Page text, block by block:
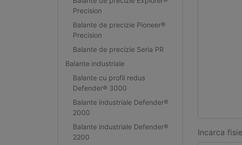
Precision
Balante de precizie Pioneer®
Precision
Balante de precizie Seria PR
Balante industriale
Balante cu profil redus
Defender® 3000
Balante industriale Defender®
2000
Balante industriale Defender®
2200
Incarca